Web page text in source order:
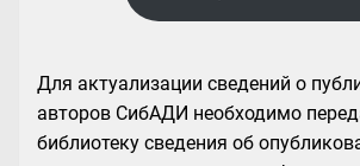
Для актуализации сведений о
авторов СибАДИ необходимо
библиотеку сведения об